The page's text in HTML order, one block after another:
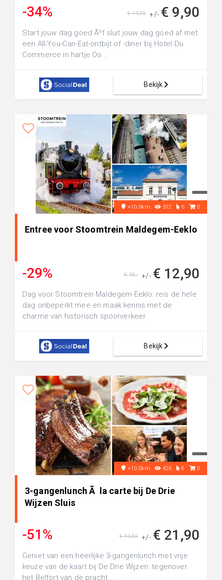
-34% +/- € 9,90
€ 14,95
Start jouw dag goed Ã³f sluit jouw dag goed af met
een All-You-Can-Eat-ontbijt of -diner bij Hotel Du
Commerce in hartje Oo...
Bekijk
+10.0km 312 6 0
Entree voor Stoomtrein Maldegem-Eeklo
-29% +/- € 12,90
€ 18,-
Dag voor Stoomtrein Maldegem-Eeklo: reis de hele
dag onbeperkt mee en maak kennis met de
charme van historisch spoorverkeer
Bekijk
+10.0km 426 8 0
3-gangenlunch Ã la carte bij De Drie
Wijzen Sluis
-51% +/- € 21,90
€ 43,85
Geniet van een heerlijke 3-gangenlunch met vrije
keuze van de kaart bij De Drie Wijzen: tegenover
het Belfort van de pracht...